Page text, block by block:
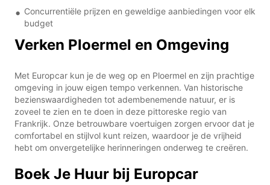
Concurrentiële prijzen en geweldige aanbiedingen voor elk
budget
Verken Ploermel en Omgeving
Met Europcar kun je de weg op en Ploermel en zijn prachtige
omgeving in jouw eigen tempo verkennen. Van historische
bezienswaardigheden tot adembenemende natuur, er is
zoveel te zien en te doen in deze pittoreske regio van
Frankrijk. Onze betrouwbare voertuigen zorgen ervoor dat je
comfortabel en stijlvol kunt reizen, waardoor je de vrijheid
hebt om onvergetelijke herinneringen onderweg te creëren.
Boek Je Huur bij Europcar